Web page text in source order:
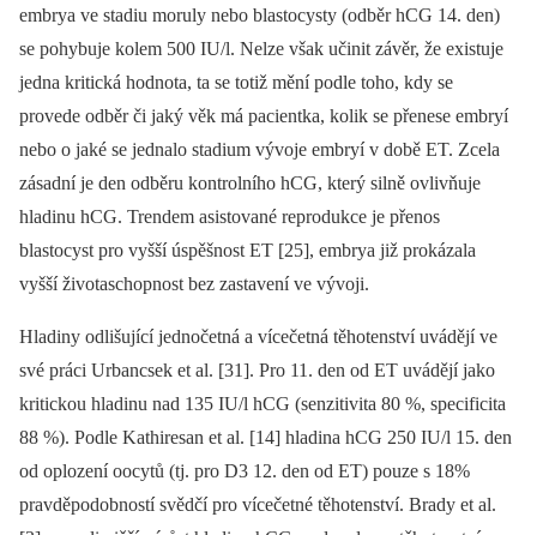
embrya ve stadiu moruly nebo blastocysty (odběr hCG 14. den)
se pohybuje kolem 500 IU/l. Nelze však učinit závěr, že existuje
jedna kritická hodnota, ta se totiž mění podle toho, kdy se
provede odběr či jaký věk má pacientka, kolik se přenese embryí
nebo o jaké se jednalo stadium vývoje embryí v době ET. Zcela
zásadní je den odběru kontrolního hCG, který silně ovlivňuje
hladinu hCG. Trendem asistované reprodukce je přenos
blastocyst pro vyšší úspěšnost ET [25], embrya již prokázala
vyšší životaschopnost bez zastavení ve vývoji.
Hladiny odlišující jednočetná a vícečetná těhotenství uvádějí ve
své práci Urbancsek et al. [31]. Pro 11. den od ET uvádějí jako
kritickou hladinu nad 135 IU/l hCG (senzitivita 80 %, specificita
88 %). Podle Kathiresan et al. [14] hladina hCG 250 IU/l 15. den
od oplození oocytů (tj. pro D3 12. den od ET) pouze s 18%
pravděpodobností svědčí pro vícečetné těhotenství. Brady et al.